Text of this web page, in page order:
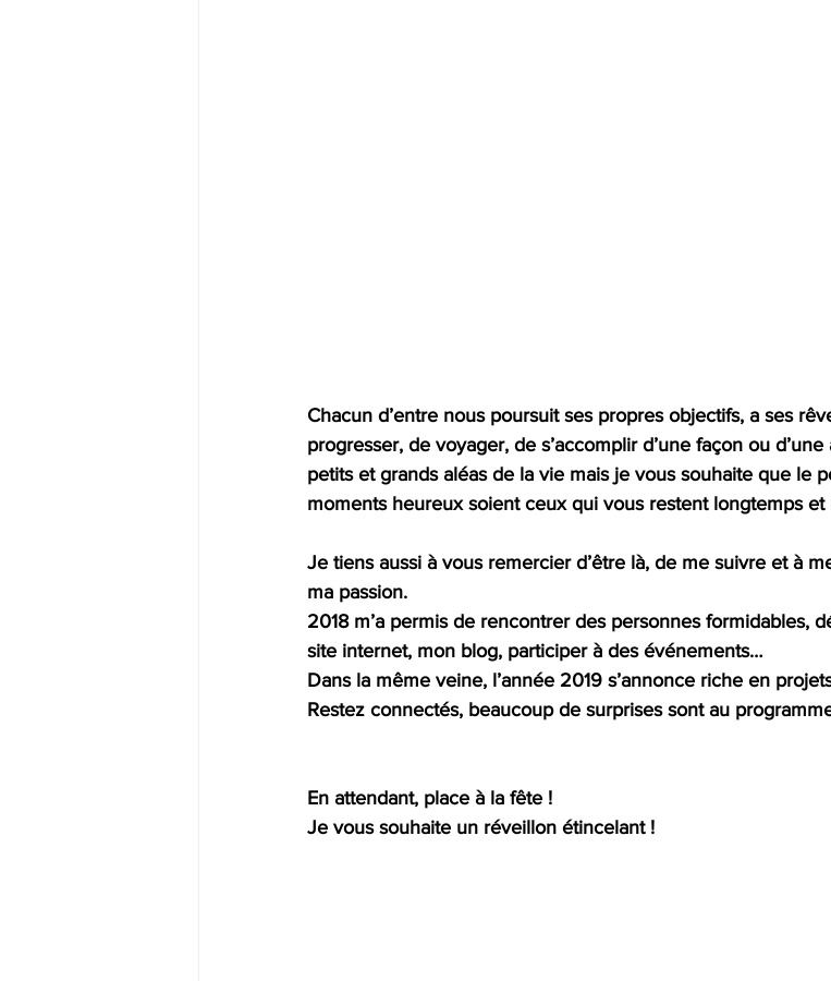
Chacun d’entre nous poursuit ses propres objectifs, a ses
progresser, de voyager, de s’accomplir d’une façon ou
petits et grands aléas de la vie mais je vous souhaite que le
moments heureux soient ceux qui vous restent longtemps
Je tiens aussi à vous remercier d’être là, de me suivre et à
ma passion.
2018 m’a permis de rencontrer des personnes formidables,
site internet, mon blog, participer à des événements…
Dans la même veine, l’année 2019 s’annonce riche en
Restez connectés, beaucoup de surprises sont au
En attendant, place à la fête !
Je vous souhaite un réveillon étincelant !